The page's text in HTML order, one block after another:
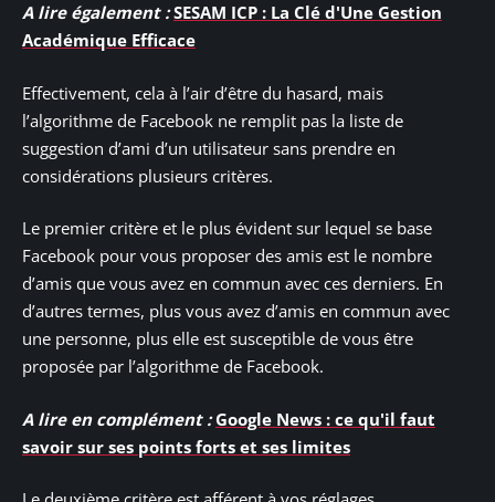
A lire également : SESAM ICP : La Clé d'Une Gestion
Académique Efficace
Effectivement, cela à l’air d’être du hasard, mais
l’algorithme de Facebook ne remplit pas la liste de
suggestion d’ami d’un utilisateur sans prendre en
considérations plusieurs critères.
Le premier critère et le plus évident sur lequel se base
Facebook pour vous proposer des amis est le nombre
d’amis que vous avez en commun avec ces derniers. En
d’autres termes, plus vous avez d’amis en commun avec
une personne, plus elle est susceptible de vous être
proposée par l’algorithme de Facebook.
A lire en complément : Google News : ce qu'il faut
savoir sur ses points forts et ses limites